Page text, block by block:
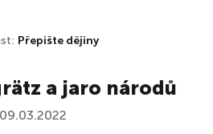
Přepište dějiny
a jaro národů
09.03.2022